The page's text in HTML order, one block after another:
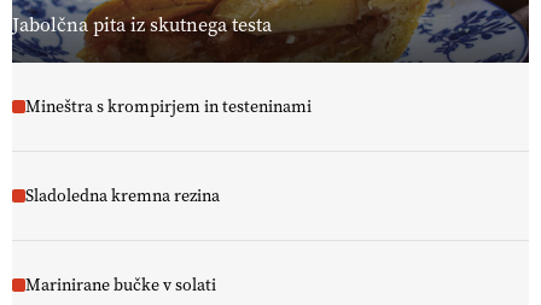
Jabolčna pita iz skutnega testa
Mineštra s krompirjem in testeninami
Sladoledna kremna rezina
Marinirane bučke v solati